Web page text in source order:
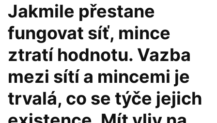
Jakmile přestane
fungovat síť, mince
ztratí hodnotu. Vazba
mezi sítí a mincemi je
trvalá, co se týče jejich